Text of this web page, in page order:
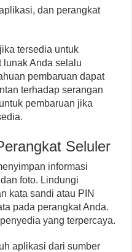
dan perangkat
tersedia untuk
lunak Anda selalu
pembaruan dapat
terhadap serangan
pembaruan jika
Seluler
informasi
foto. Lindungi
kata sandi atau PIN
pada perangkat Anda.
yang terpercaya.
aplikasi dari sumber